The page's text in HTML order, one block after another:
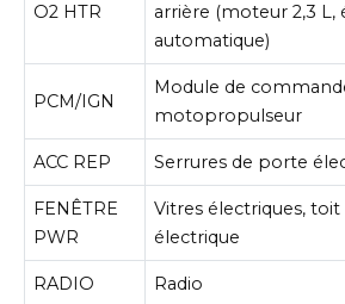
O2 HTR
arrière (moteur 2,3 L,
automatique)
PCM/IGN
Module de
motopropulseur
ACC REP Serrures de porte
FENÊTRE
PWR
Vitres électriques,
électrique
RADIO Radio